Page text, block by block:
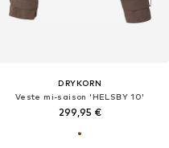
DRYKORN
Veste mi-saison 'HELSBY 10'
299,95 €